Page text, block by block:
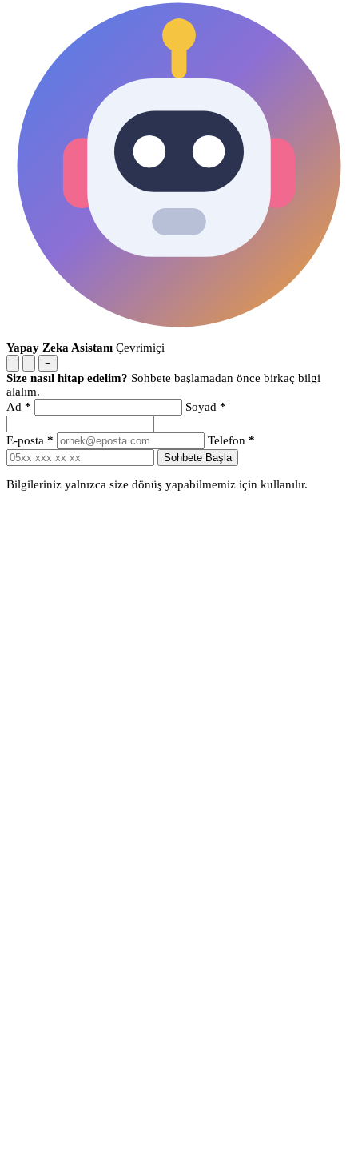
Yapay Zeka Asistanı Çevrimiçi
−
Size nasıl hitap edelim? Sohbete başlamadan önce birkaç bilgi
alalım.
Ad * Soyad *
E-posta * Telefon *
Sohbete Başla
Bilgileriniz yalnızca size dönüş yapabilmemiz için kullanılır.